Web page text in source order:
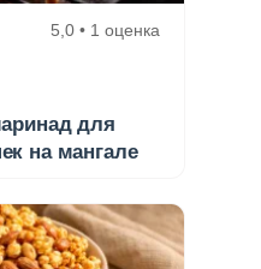
5,0 • 1 оценка
для
на мангале